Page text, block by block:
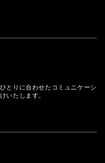
とりに合わせたコミュニケーシ
いたします。